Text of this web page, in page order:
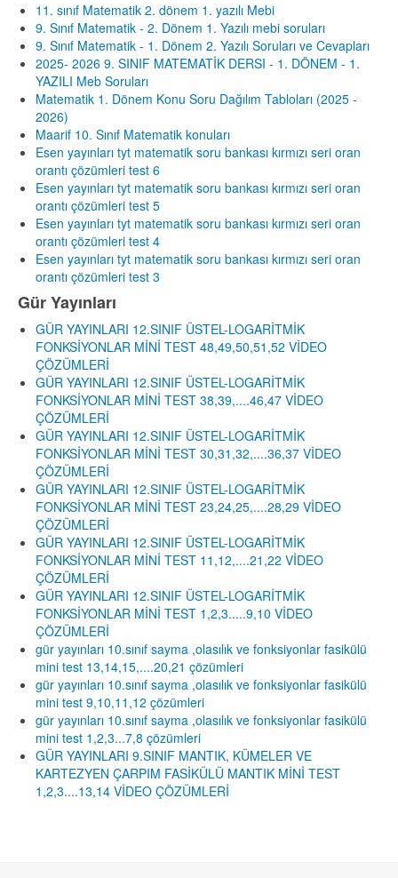
11. sınıf Matematik 2. dönem 1. yazılı Mebi
9. Sınıf Matematik - 2. Dönem 1. Yazılı mebi soruları
9. Sınıf Matematik - 1. Dönem 2. Yazılı Soruları ve Cevapları
2025- 2026 9. SINIF MATEMATİK DERSI - 1. DÖNEM - 1.
YAZILI Meb Soruları
Matematik 1. Dönem Konu Soru Dağılım Tabloları (2025 -
2026)
Maarif 10. Sınıf Matematik konuları
Esen yayınları tyt matematik soru bankası kırmızı seri oran
orantı çözümleri test 6
Esen yayınları tyt matematik soru bankası kırmızı seri oran
orantı çözümleri test 5
Esen yayınları tyt matematik soru bankası kırmızı seri oran
orantı çözümleri test 4
Esen yayınları tyt matematik soru bankası kırmızı seri oran
orantı çözümleri test 3
Gür Yayınları
GÜR YAYINLARI 12.SINIF ÜSTEL-LOGARİTMİK
FONKSİYONLAR MİNİ TEST 48,49,50,51,52 VİDEO
ÇÖZÜMLERİ
GÜR YAYINLARI 12.SINIF ÜSTEL-LOGARİTMİK
FONKSİYONLAR MİNİ TEST 38,39,....46,47 VİDEO
ÇÖZÜMLERİ
GÜR YAYINLARI 12.SINIF ÜSTEL-LOGARİTMİK
FONKSİYONLAR MİNİ TEST 30,31,32,....36,37 VİDEO
ÇÖZÜMLERİ
GÜR YAYINLARI 12.SINIF ÜSTEL-LOGARİTMİK
FONKSİYONLAR MİNİ TEST 23,24,25,....28,29 VİDEO
ÇÖZÜMLERİ
GÜR YAYINLARI 12.SINIF ÜSTEL-LOGARİTMİK
FONKSİYONLAR MİNİ TEST 11,12,....21,22 VİDEO
ÇÖZÜMLERİ
GÜR YAYINLARI 12.SINIF ÜSTEL-LOGARİTMİK
FONKSİYONLAR MİNİ TEST 1,2,3.....9,10 VİDEO
ÇÖZÜMLERİ
gür yayınları 10.sınıf sayma ,olasılık ve fonksiyonlar fasikülü
mini test 13,14,15,....20,21 çözümleri
gür yayınları 10.sınıf sayma ,olasılık ve fonksiyonlar fasikülü
mini test 9,10,11,12 çözümleri
gür yayınları 10.sınıf sayma ,olasılık ve fonksiyonlar fasikülü
mini test 1,2,3...7,8 çözümleri
GÜR YAYINLARI 9.SINIF MANTIK, KÜMELER VE
KARTEZYEN ÇARPIM FASİKÜLÜ MANTIK MİNİ TEST
1,2,3....13,14 VİDEO ÇÖZÜMLERİ